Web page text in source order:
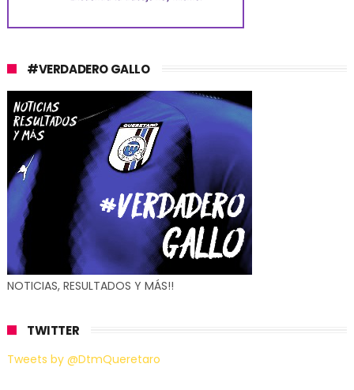
#VERDADERO GALLO
NOTICIAS, RESULTADOS Y MÁS!!
TWITTER
Tweets by @DtmQueretaro